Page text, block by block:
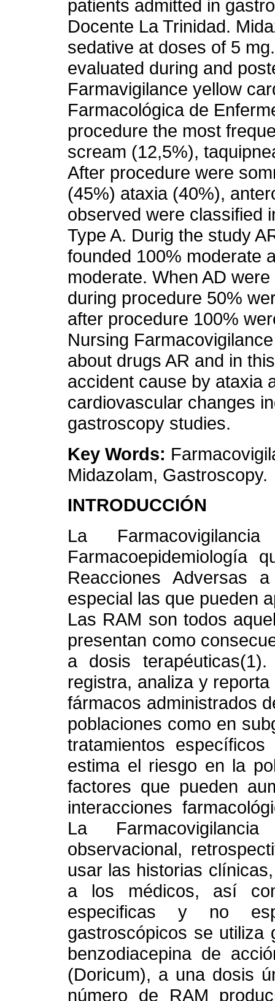
patients admitted in
Docente La Trinidad.
sedative at doses of 5
evaluated during and
Farmavigilance yellow
Farmacológica de
procedure the most
scream (12,5%),
After procedure were
(45%) ataxia (40%),
observed were classified
Type A. Durig the study
founded 100% moderate
moderate. When AD
during procedure 50%
after procedure 100%
Nursing
about drugs AR and in
accident cause by ataxia
cardiovascular changes
gastroscopy studies.
Key Words:
Midazolam, Gastroscopy.
INTRODUCCIÓN
La
Farmacoepidemiología
Reacciones Adversas
especial las que pueden
Las RAM son todos
presentan como
a dosis
registra, analiza y
fármacos administrados
poblaciones como en
tratamientos
estima el riesgo en la
factores que pueden
interacciones
La
observacional,
usar las historias
a los médicos, así
especificas y no
gastroscópicos se utiliza
benzodiacepina de
(Doricum), a una dosis
número de RAM